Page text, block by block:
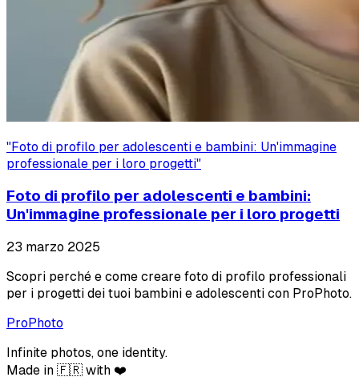
"Foto di profilo per adolescenti e bambini: Un'immagine
professionale per i loro progetti"
Foto di profilo per adolescenti e bambini:
Un'immagine professionale per i loro progetti
23 marzo 2025
Scopri perché e come creare foto di profilo professionali
per i progetti dei tuoi bambini e adolescenti con ProPhoto.
ProPhoto
Infinite photos, one identity.
Made in 🇫🇷 with ❤️